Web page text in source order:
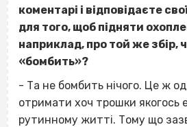
коментарі і відповідаєте
для того, щоб підняти
наприклад, про той же збір,
«бомбить»?
- Та не бомбить нічого. Це ж
отримати хоч трошки якогось
рутинному житті. Тому що